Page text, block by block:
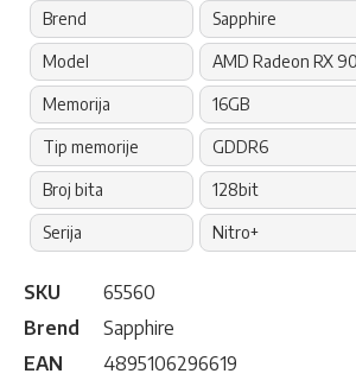
Brend Sapphire
Model AMD Radeon RX
Memorija 16GB
Tip memorije GDDR6
Broj bita 128bit
Serija Nitro+
SKU
65560
Brend
Sapphire
EAN
4895106296619